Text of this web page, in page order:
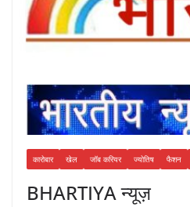
कारोबार खेल जॉब करियर ज्योतिष फैशन
BHARTIYA न्यूज़